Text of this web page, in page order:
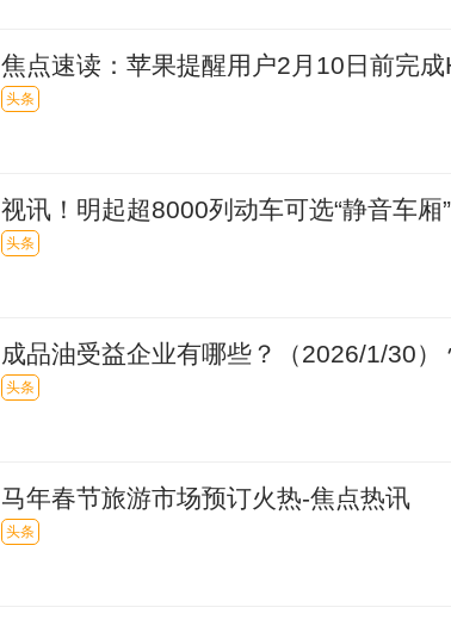
焦点速读：苹果提醒用户2月10日前完
级
头条
视讯！明起超8000列动车可选“静音车厢
看这里
头条
成品油受益企业有哪些？（2026/1/30）
头条
马年春节旅游市场预订火热-焦点热讯
头条